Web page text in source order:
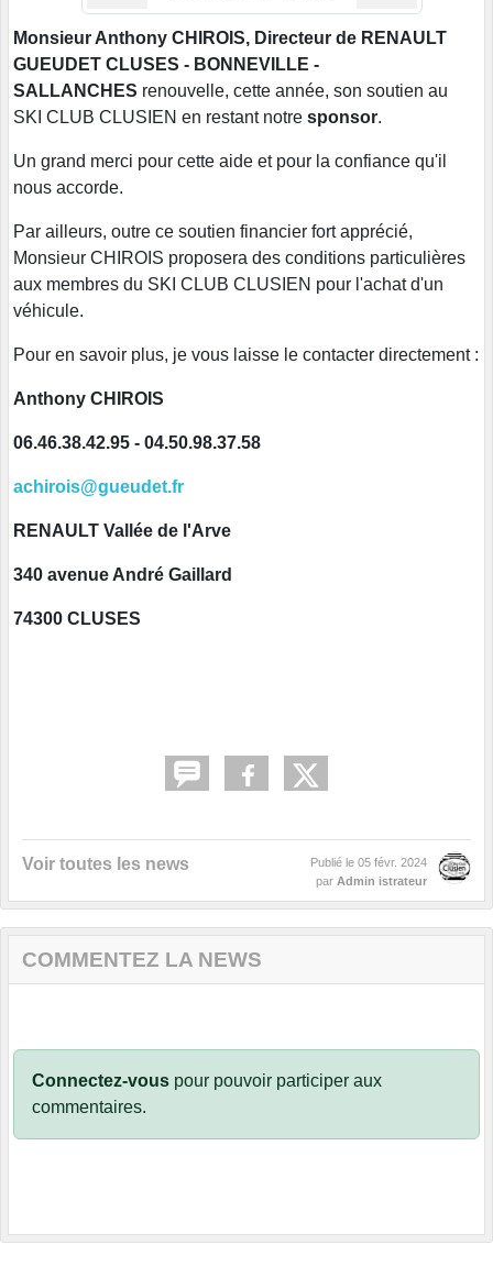
Monsieur Anthony CHIROIS, Directeur de RENAULT
GUEUDET CLUSES - BONNEVILLE -
SALLANCHES renouvelle, cette année, son soutien au
SKI CLUB CLUSIEN en restant notre sponsor.
Un grand merci pour cette aide et pour la confiance qu'il
nous accorde.
Par ailleurs, outre ce soutien financier fort apprécié,
Monsieur CHIROIS proposera des conditions particulières
aux membres du SKI CLUB CLUSIEN pour l'achat d'un
véhicule.
Pour en savoir plus, je vous laisse le contacter directement :
Anthony CHIROIS
06.46.38.42.95 - 04.50.98.37.58
achirois@gueudet.fr
RENAULT Vallée de l'Arve
340 avenue André Gaillard
74300 CLUSES
Voir toutes les news Publié le 05 févr. 2024
par Admin istrateur
COMMENTEZ LA NEWS
Connectez-vous pour pouvoir participer aux
commentaires.